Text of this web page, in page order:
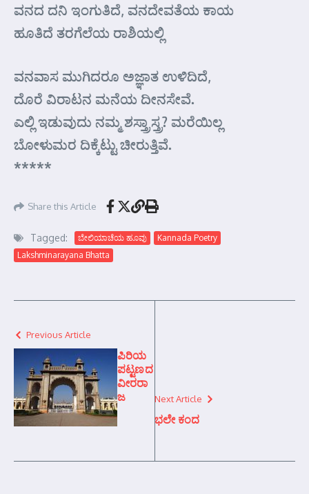
ವನದ ದನಿ ಇಂಗುತಿದೆ, ವನದೇವತೆಯ ಕಾಯ
ಹೂತಿದೆ ತರಗೆಲೆಯ ರಾಶಿಯಲ್ಲಿ
ವನವಾಸ ಮುಗಿದರೂ ಅಜ್ಞಾತ ಉಳಿದಿದೆ,
ದೊರೆ ವಿರಾಟನ ಮನೆಯ ದೀನಸೇವೆ.
ಎಲ್ಲಿ ಇಡುವುದು ನಮ್ಮ ಶಸ್ತ್ರಾಸ್ತ್ರ? ಮರೆಯಿಲ್ಲ
ಬೋಳುಮರ ದಿಕ್ಕೆಟ್ಟು ಚೀರುತ್ತಿವೆ.
*****
Share this Article
Tagged: ಬೇಲಿಯಾಚೆಯ ಹೂವು
Kannada Poetry
Lakshminarayana Bhatta
Previous Article
ಪಿರಿಯ
ಪಟ್ಟಣದ
ವೀರರಾ
ಜ
Next Article
ಭಲೇ ಕಂದ